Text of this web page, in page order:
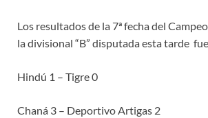
Los resultados de la 7ª fecha del
la divisional “B” disputada esta tarde
Hindú 1 – Tigre 0
Chaná 3 – Deportivo Artigas 2